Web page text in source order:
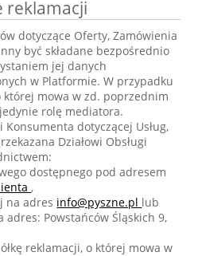
reklamacji
dotyczące Oferty, Zamówienia
być składane bezpośrednio
jej danych
w Platformie. W przypadku
której mowa w zd. poprzednim
rolę mediatora.
dotyczącej Usług,
Działowi Obsługi
dostępnego pod adresem
,
na adres info@pyszne.pl lub
Powstańców Śląskich 9,
reklamacji, o której mowa w